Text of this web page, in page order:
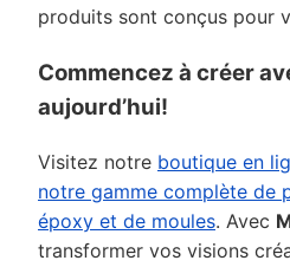
produits sont conçus pour
Commencez à créer
aujourd’hui!
Visitez notre boutique en
notre gamme complète de
époxy et de moules. Avec
transformer vos visions